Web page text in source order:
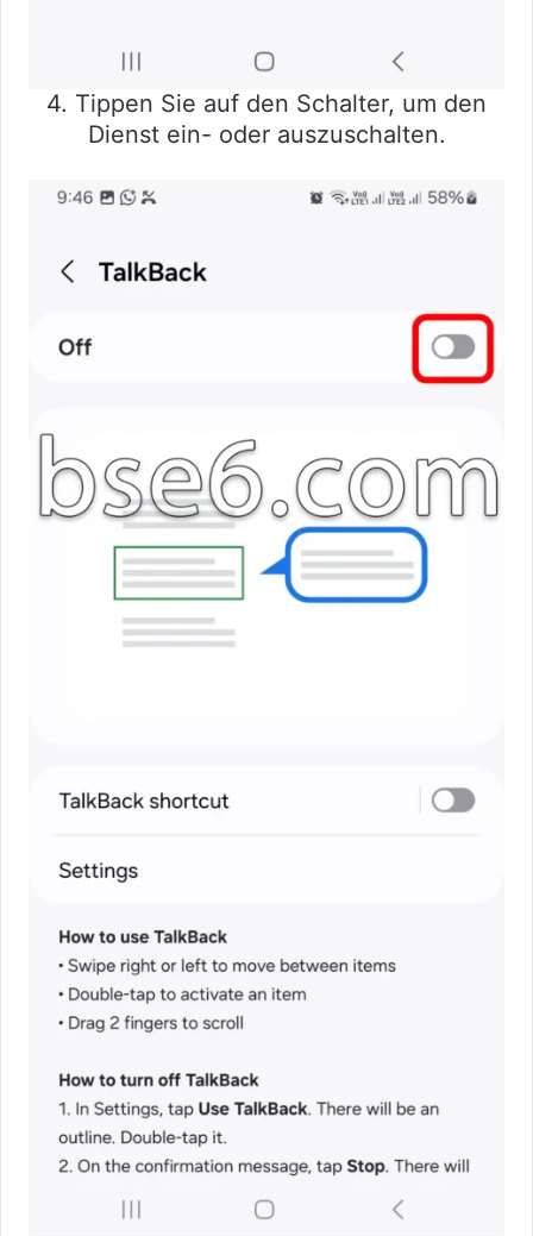
4. Tippen Sie auf den Schalter, um den
Dienst ein- oder auszuschalten.